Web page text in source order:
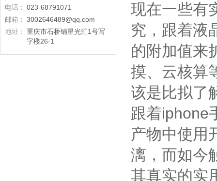
电话： 023-68791071
邮箱： 3002646489@qq.com
地址： 重庆市石桥铺星光汇1号写
字楼26-1
现在一些有
究，跟着液
的附加值来
摸、云核算
该是比拟了
跟着iphone
产物中使用
漓，而如今
其真实的实